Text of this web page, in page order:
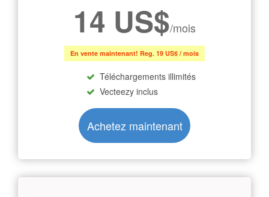
14 US$/mois
En vente maintenant! Reg. 19 US$ / mois
Téléchargements illimités
Vecteezy inclus
Achetez maintenant